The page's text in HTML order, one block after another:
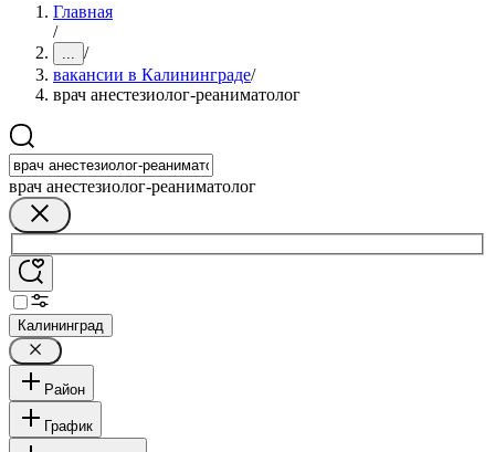
Главная
/
... /
вакансии в Калининграде/
врач анестезиолог-реаниматолог
врач анестезиолог-реаниматолог
Калининград
Район
График